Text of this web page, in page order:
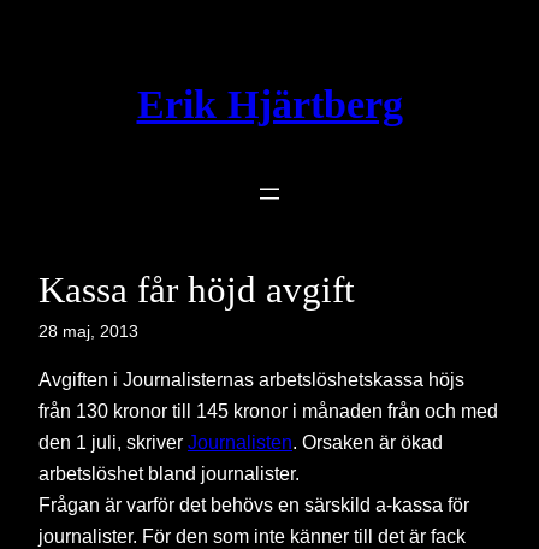
Erik Hjärtberg
Kassa får höjd avgift
28 maj, 2013
Avgiften i Journalisternas arbetslöshetskassa höjs
från 130 kronor till 145 kronor i månaden från och med
den 1 juli, skriver Journalisten. Orsaken är ökad
arbetslöshet bland journalister.
Frågan är varför det behövs en särskild a-kassa för
journalister. För den som inte känner till det är fack